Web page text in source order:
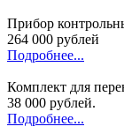
Прибор
264 000 рублей
Подробнее...
Комплект для
38 000 рублей.
Подробнее...